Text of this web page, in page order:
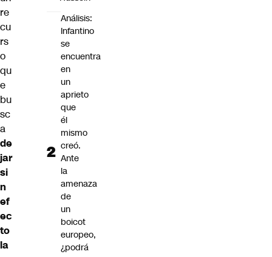
re
cu
rs
o
qu
e
bu
sc
a
de
jar
si
n
ef
ec
to
la
Análisis:
Infantino
se
encuentra
en
un
aprieto
que
él
mismo
creó.
Ante
la
amenaza
de
un
boicot
europeo,
¿podrá